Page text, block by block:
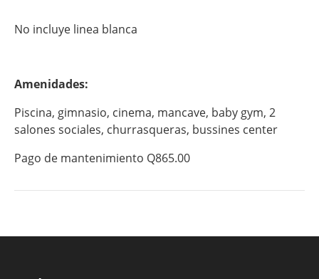
No incluye linea blanca
Amenidades:
Piscina, gimnasio, cinema, mancave, baby gym, 2
salones sociales, churrasqueras, bussines center
Pago de mantenimiento Q865.00